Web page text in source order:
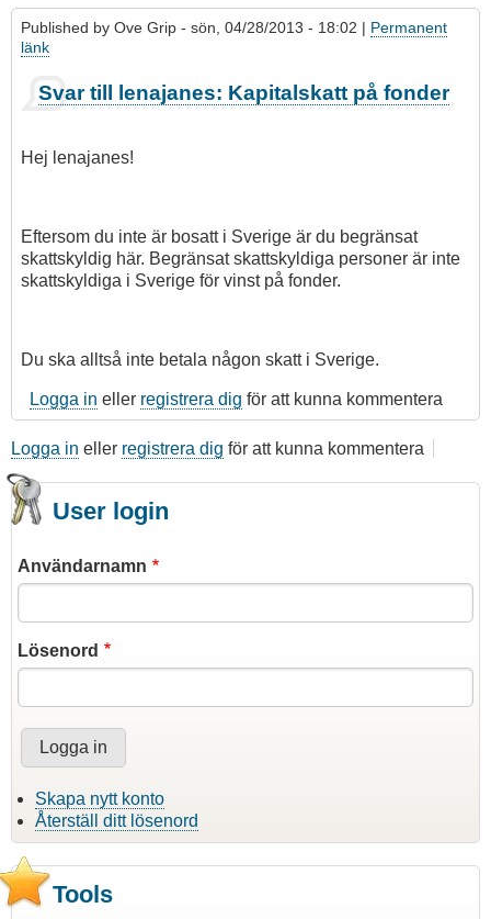
Published by Ove Grip - sön, 04/28/2013 - 18:02 | Permanent
länk
Svar till lenajanes: Kapitalskatt på fonder
Hej lenajanes!
Eftersom du inte är bosatt i Sverige är du begränsat
skattskyldig här. Begränsat skattskyldiga personer är inte
skattskyldiga i Sverige för vinst på fonder.
Du ska alltså inte betala någon skatt i Sverige.
Logga in eller registrera dig för att kunna kommentera
Logga in eller registrera dig för att kunna kommentera
User login
Användarnamn
Lösenord
Skapa nytt konto
Återställ ditt lösenord
Tools